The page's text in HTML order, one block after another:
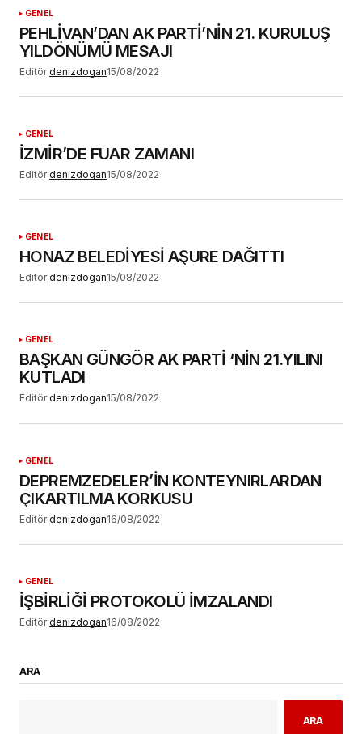
Daha sonraki yorumlarımda kullanılması için
adım, e-posta adresim ve site adresim bu
tarayıcıya kaydedilsin.
YORUM GÖNDER
GENEL
PEHLİVAN’DAN AK PARTİ’NİN 21. KURULUŞ
YILDÖNÜMÜ MESAJI
Editör denizdogan15/08/2022
GENEL
İZMİR’DE FUAR ZAMANI
Editör denizdogan15/08/2022
GENEL
HONAZ BELEDİYESİ AŞURE DAĞITTI
Editör denizdogan15/08/2022
GENEL
BAŞKAN GÜNGÖR AK PARTİ ‘NİN 21.YILINI
KUTLADI
Editör denizdogan15/08/2022
GENEL
DEPREMZEDELER’İN KONTEYNIRLARDAN
ÇIKARTILMA KORKUSU
Editör denizdogan16/08/2022
GENEL
İŞBİRLİĞİ PROTOKOLÜ İMZALANDI
Editör denizdogan16/08/2022
ARA
ARA